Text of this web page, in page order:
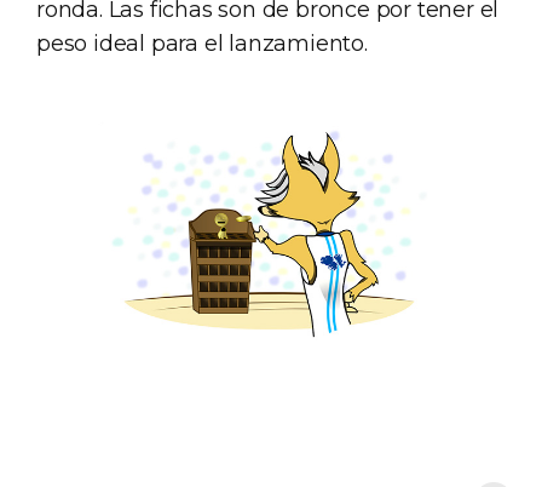
ronda. Las fichas son de bronce por tener el
peso ideal para el lanzamiento.